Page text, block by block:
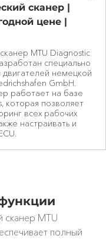
сканер |
цене |
MTU Diagnostic
специально
двигателей немецкой
GmbH.
работает на базе
которая позволяет
всех рабочих
настраивать и
сканер MTU
полный